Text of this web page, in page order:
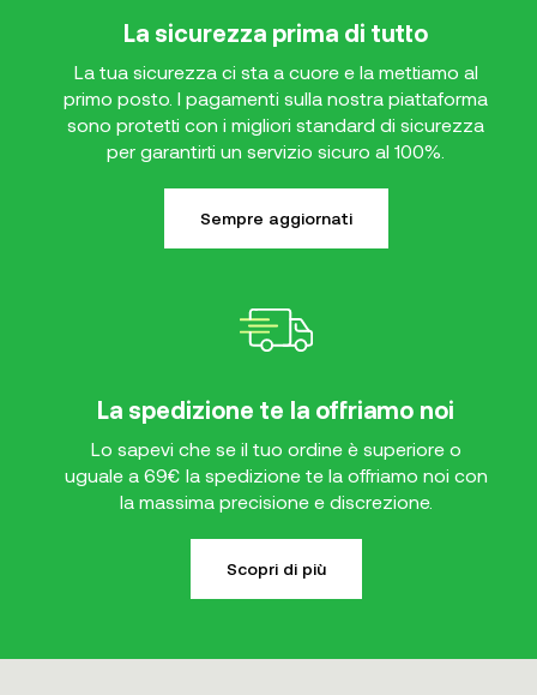
La sicurezza prima di tutto
La tua sicurezza ci sta a cuore e la mettiamo al
primo posto. I pagamenti sulla nostra piattaforma
sono protetti con i migliori standard di sicurezza
per garantirti un servizio sicuro al 100%.
Sempre aggiornati
La spedizione te la offriamo noi
Lo sapevi che se il tuo ordine è superiore o
uguale a 69€ la spedizione te la offriamo noi con
la massima precisione e discrezione.
Scopri di più